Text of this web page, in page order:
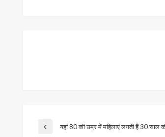
Previous
यहां 80 की उम्र में महिलाएं लगती हैं 30 साल